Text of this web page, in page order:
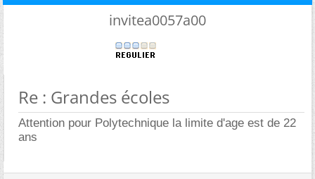
invitea0057a00
Re : Grandes écoles
Attention pour Polytechnique la limite d'age est de 22
ans